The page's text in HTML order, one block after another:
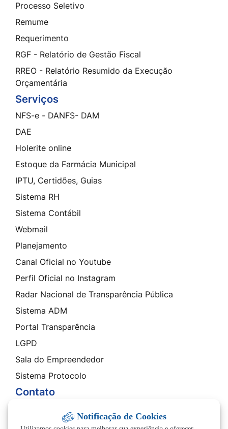
Processo Seletivo
Remume
Requerimento
RGF - Relatório de Gestão Fiscal
RREO - Relatório Resumido da Execução
Orçamentária
Serviços
NFS-e - DANFS- DAM
DAE
Holerite online
Estoque da Farmácia Municipal
IPTU, Certidões, Guias
Sistema RH
Sistema Contábil
Webmail
Planejamento
Canal Oficial no Youtube
Perfil Oficial no Instagram
Radar Nacional de Transparência Pública
Sistema ADM
Portal Transparência
LGPD
Sala do Empreendedor
Sistema Protocolo
Contato
Ouvidoria
Notificação de Cookies